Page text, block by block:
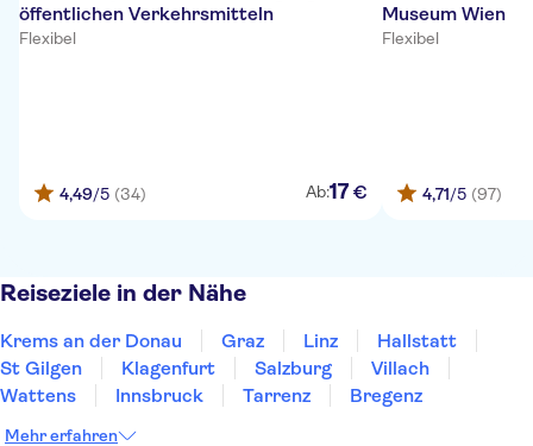
öffentlichen Verkehrsmitteln
Flexibel
4,49/5 (34) Ab:17 €
Museum Wien
Flexibel
4,71/5 (97)
Reiseziele in der Nähe
Krems an der Donau Graz Linz
Hallstatt
St Gilgen
Klagenfurt Salzburg
Villach
Wattens
Innsbruck Tarrenz Bregenz
Mehr erfahren